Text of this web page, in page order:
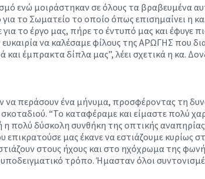
ενώ μοιράστηκαν σε όλους τα βραβευμένα
το Σωματείο το οποίο όπως επισημαίνει η
το έργο μας, πήρε το έντυπό μας και
να καλέσαμε φίλους της ΑΡΩΓΗΣ που
έμπρακτα δίπλα μας”, λέει σχετικά η κα.
περάσουν ένα μήνυμα, προσφέροντας τη
“Το καταφέραμε και είμαστε πολύ
πολύ δύσκολη συνθήκη της οπτικής
μας έκανε να εστιάζουμε κυρίως
στους ήχους και στο ηχόχρωμα της
τρόπο. Ήμασταν όλοι